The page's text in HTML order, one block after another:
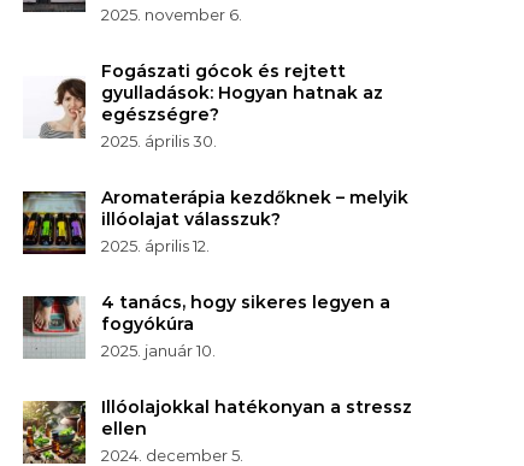
2025. november 6.
Fogászati gócok és rejtett
gyulladások: Hogyan hatnak az
egészségre?
2025. április 30.
Aromaterápia kezdőknek – melyik
illóolajat válasszuk?
2025. április 12.
4 tanács, hogy sikeres legyen a
fogyókúra
2025. január 10.
Illóolajokkal hatékonyan a stressz
ellen
2024. december 5.